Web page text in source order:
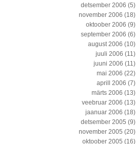
detsember 2006 (5)
november 2006 (18)
oktoober 2006 (9)
september 2006 (6)
august 2006 (10)
juuli 2006 (11)
juuni 2006 (11)
mai 2006 (22)
aprill 2006 (7)
märts 2006 (13)
veebruar 2006 (13)
jaanuar 2006 (18)
detsember 2005 (9)
november 2005 (20)
oktoober 2005 (16)